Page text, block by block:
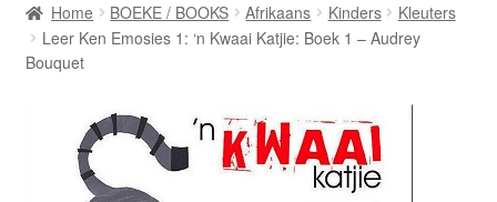
Checkout
Donations
Home BOEKE / BOOKS Afrikaans Kinders
Kleuters
Leer Ken Emosies 1: ‘n Kwaai Katjie: Boek 1 – Audrey
Bouquet